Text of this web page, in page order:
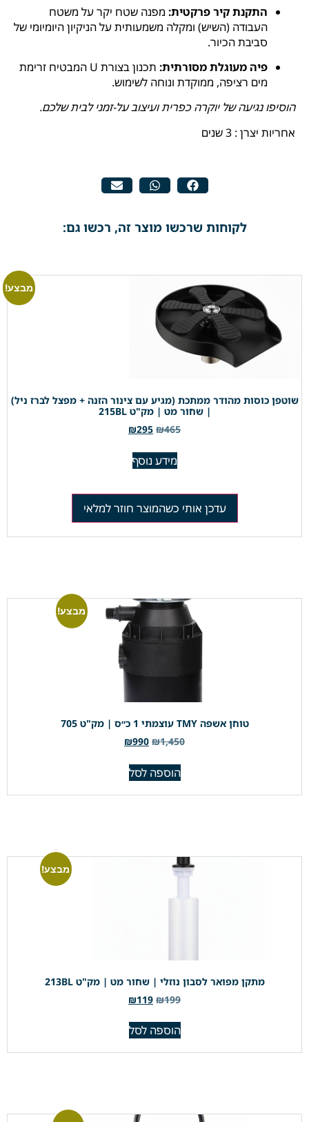
התקנת קיר פרקטית: מפנה שטח יקר על משטח
העבודה (השיש) ומקלה משמעותית על הניקיון היומיומי של
סביבת הכיור.
פיה מעוגלת מסורתית:
תכנון בצורת U המבטיח זרימת
מים רציפה, ממוקדת ונוחה לשימוש.
הוסיפו נגיעה של יוקרה כפרית ועיצוב על-זמני לבית שלכם.
אחריות יצרן : 3 שנים
לקוחות שרכשו מוצר זה, רכשו גם:
מבצע!
שוטפן כוסות מהודר ממתכת (מגיע עם צינור הזנה + מפצל לברז ניל)
| שחור מט | מק"ט 215BL
₪465
₪295
מידע נוסף
עדכן אותי כשהמוצר חוזר למלאי
מבצע!
טוחן אשפה TMY עוצמתי 1 כ״ס | מק"ט 705
₪1,450
₪990
הוספה לסל
מבצע!
מתקן מפואר לסבון נוזלי | שחור מט | מק"ט 213BL
₪199
₪119
הוספה לסל